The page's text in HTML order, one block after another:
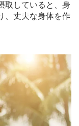
取していると、身
、丈夫な身体を作